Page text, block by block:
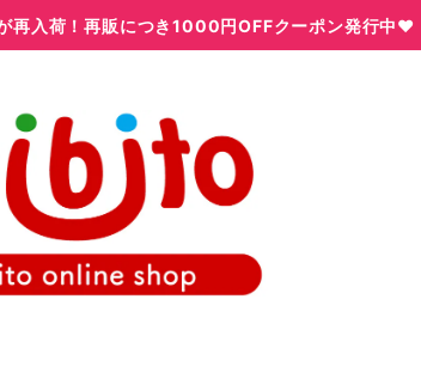
再入荷！再販につき1000円OFFクーポン発行中♥